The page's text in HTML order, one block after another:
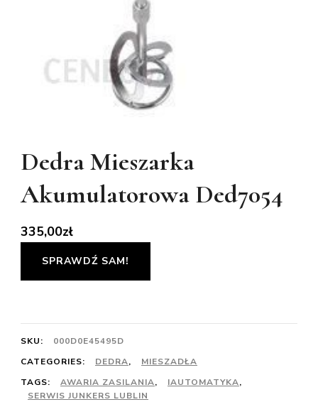
Dedra Mieszarka
Akumulatorowa Ded7054
335,00zł
SPRAWDŹ SAM!
SKU:
000D0E45495D
CATEGORIES:
DEDRA,
MIESZADŁA
TAGS:
AWARIA ZASILANIA, IAUTOMATYKA,
SERWIS JUNKERS LUBLIN